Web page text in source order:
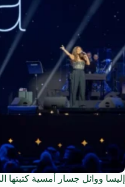
إليسا ووائل جسار أمسية